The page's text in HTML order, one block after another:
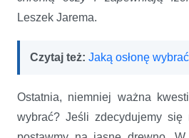
Leszek Jarema.
Czytaj też: Jaką osłonę
Ostatnia, niemniej ważna
wybrać? Jeśli zdecydujemy się